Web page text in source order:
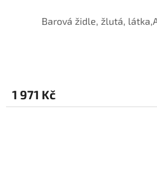
Barová židle, žlutá,
1 971 Kč